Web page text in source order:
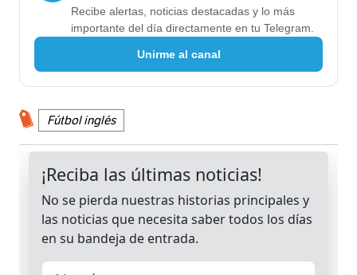
Recibe alertas, noticias destacadas y lo más
importante del día directamente en tu Telegram.
Unirme al canal
Fútbol inglés